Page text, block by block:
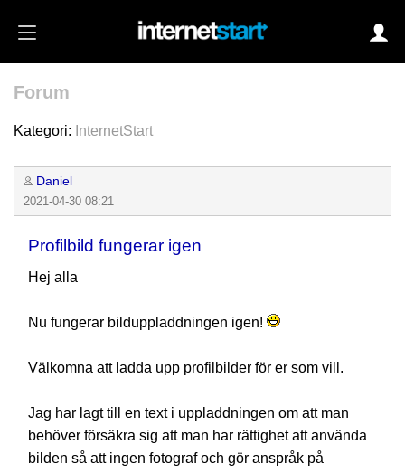
• Glömt lösenord?
Forum
Kategori: InternetStart
Daniel
2021-04-30 08:21
Profilbild fungerar igen
Hej alla
Nu fungerar bilduppladdningen igen!
Välkomna att ladda upp profilbilder för er som vill.
Jag har lagt till en text i uppladdningen om att man
behöver försäkra sig att man har rättighet att använda
bilden så att ingen fotograf och gör anspråk på